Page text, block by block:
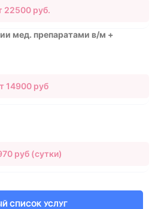
22500 руб.
мед. препаратами в/м +
14900 руб
руб (сутки)
СПИСОК УСЛУГ